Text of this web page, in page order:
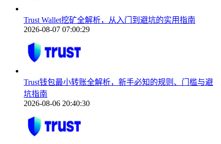
Trust Wallet挖矿全解析，从入门到避坑的实用指南
2026-08-07 07:00:29
Trust钱包最小转账全解析，新手必知的规则、门槛与避
坑指南
2026-08-06 20:40:30